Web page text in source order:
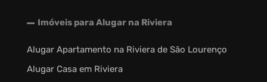
Imóveis para Alugar na Riviera
Alugar Apartamento na Riviera de São Lourenço
Alugar Casa em Riviera